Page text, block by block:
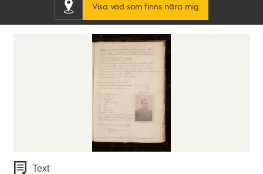
Visa vad som finns nära mig
Text